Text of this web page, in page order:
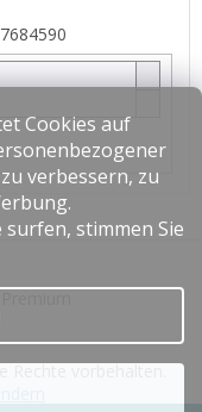
Cookies auf
verbessern, zu
stimmen Sie
Rechte vorbehalten.